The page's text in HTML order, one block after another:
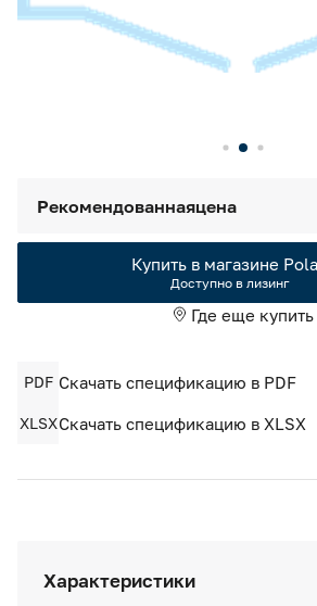
Характеристики
Рекомендованнаяцена
Купить в магазине
Доступно в лизинг
Где еще купить
PDF Скачать спецификацию в PDF
XLSXСкачать спецификацию в XLSX
Камеры холодильные
Машины холодильные
Решения для Вашего Dark Store
Smart Serviсe
Единый доступ по QR-коду ко всей